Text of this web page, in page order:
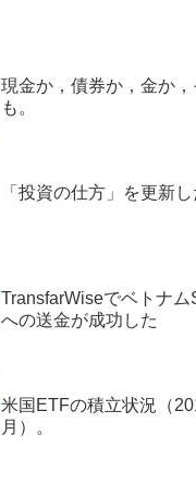
現金か，債券か，金か，
も。
「投資の仕方」を更新し
TransfarWiseでベトナム
への送金が成功した
米国ETFの積立状況（
月）。